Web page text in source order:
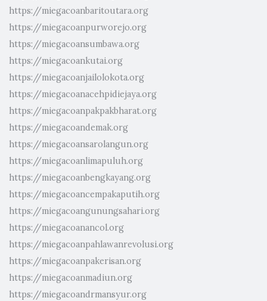
https://miegacoanbaritoutara.org
https://miegacoanpurworejo.org
https://miegacoansumbawa.org
https://miegacoankutai.org
https://miegacoanjailolokota.org
https://miegacoanacehpidiejaya.org
https://miegacoanpakpakbharat.org
https://miegacoandemak.org
https://miegacoansarolangun.org
https://miegacoanlimapuluh.org
https://miegacoanbengkayang.org
https://miegacoancempakaputih.org
https://miegacoangunungsahari.org
https://miegacoanancol.org
https://miegacoanpahlawanrevolusi.org
https://miegacoanpakerisan.org
https://miegacoanmadiun.org
https://miegacoandrmansyur.org